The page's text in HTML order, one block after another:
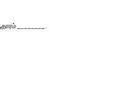
________.